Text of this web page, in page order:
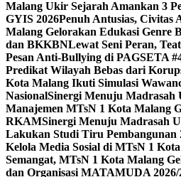
Malang Ukir Sejarah Amankan 3
GYIS 2026Penuh Antusias, Civitas
Malang Gelorakan Edukasi Genre
dan BKKBNLewat Seni Peran,
Pesan Anti-Bullying di PAGSETA
Predikat Wilayah Bebas dari
Kota Malang Ikuti Simulasi
NasionalSinergi Menuju Madrasah
Manajemen MTsN 1 Kota Malang
RKAMSinergi Menuju Madrasah
Lakukan Studi Tiru Pembangunan
Kelola Media Sosial di MTsN 1
Semangat, MTsN 1 Kota Malang
dan Organisasi MATAMUDA 2026/